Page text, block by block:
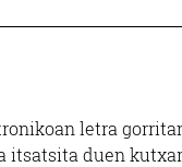
letra
duen